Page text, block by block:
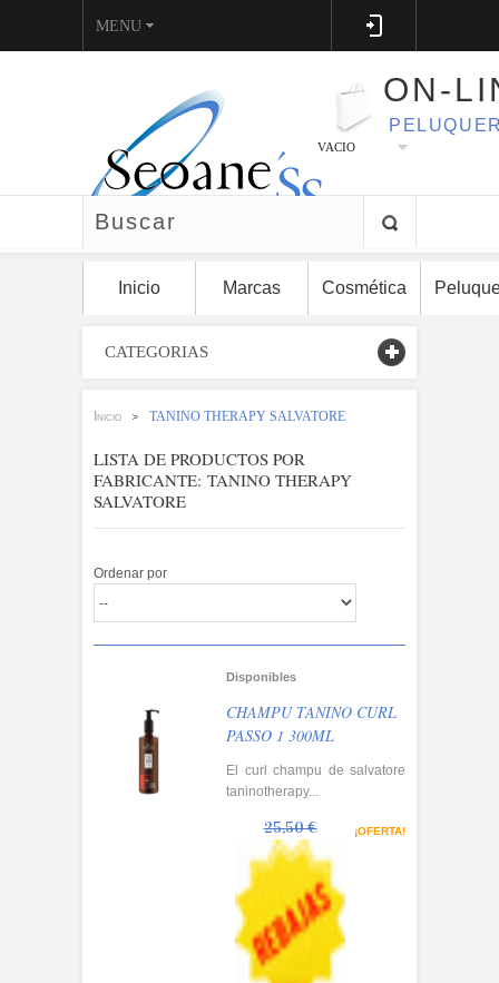
ON-
MENU
VACIO
Inicio Marcas Cosmética
CATEGORIAS
Inicio
TANINO THERAPY SALVATORE
LISTA DE PRODUCTOS POR
FABRICANTE: TANINO THERAPY
SALVATORE
Ordenar por
Disponibles
CHAMPU TANINO CURL
PASSO 1 300ML
El curl champu de salvatore
taninotherapy...
¡OFERTA!
25,50 €